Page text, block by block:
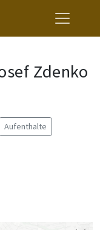
Zdenko
Aufenthalte